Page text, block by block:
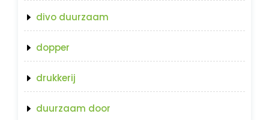
divo duurzaam
dopper
drukkerij
duurzaam door